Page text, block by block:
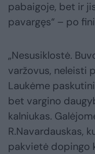
pabaigoje, bet ir
pavargęs“ – po
„Nesusiklostė.
varžovus, neleisti
Laukėme
bet vargino
kalniukas.
R.Navardauskas,
pakvietė dopingo